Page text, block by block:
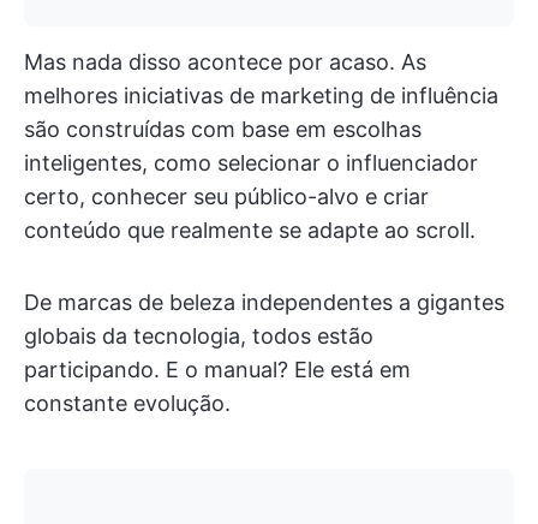
Mas nada disso acontece por acaso. As
melhores iniciativas de marketing de influência
são construídas com base em escolhas
inteligentes, como selecionar o influenciador
certo, conhecer seu público-alvo e criar
conteúdo que realmente se adapte ao scroll.
De marcas de beleza independentes a gigantes
globais da tecnologia, todos estão
participando. E o manual? Ele está em
constante evolução.